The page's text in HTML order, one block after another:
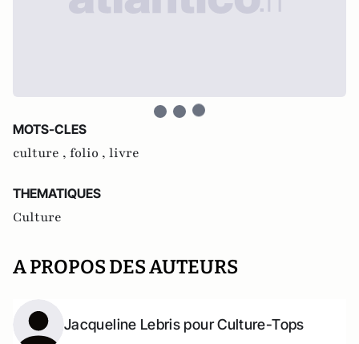
MOTS-CLES
culture , folio , livre
THEMATIQUES
Culture
A PROPOS DES AUTEURS
Jacqueline Lebris pour Culture-Tops